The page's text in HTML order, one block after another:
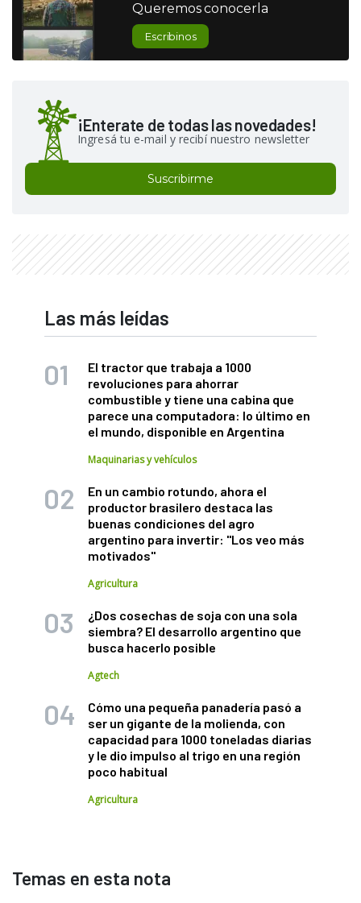
Queremos conocerla
Escribinos
¡Enterate de todas las novedades!
Ingresá tu e-mail y recibí nuestro newsletter
Suscribirme
Las más leídas
El tractor que trabaja a 1000
revoluciones para ahorrar
combustible y tiene una cabina que
parece una computadora: lo último en
el mundo, disponible en Argentina
Maquinarias y vehículos
En un cambio rotundo, ahora el
productor brasilero destaca las
buenas condiciones del agro
argentino para invertir: "Los veo más
motivados"
Agricultura
¿Dos cosechas de soja con una sola
siembra? El desarrollo argentino que
busca hacerlo posible
Agtech
Cómo una pequeña panadería pasó a
ser un gigante de la molienda, con
capacidad para 1000 toneladas diarias
y le dio impulso al trigo en una región
poco habitual
Agricultura
Temas en esta nota